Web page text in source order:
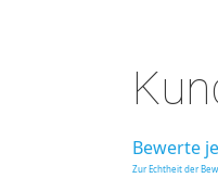
Bewerte
Zur Echtheit der